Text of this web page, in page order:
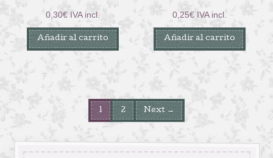
0,30€ IVA incl.
Añadir al carrito
0,25€ IVA incl.
Añadir al carrito
1 2 Next →